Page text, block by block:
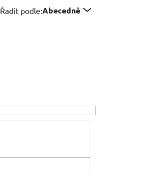
Řadit podle:Abecedně